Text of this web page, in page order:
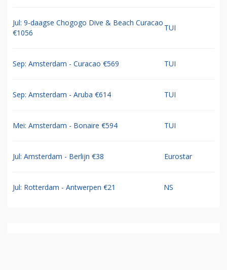
Jul: 9-daagse Chogogo Dive & Beach Curacao
€1056
TUI
Sep: Amsterdam - Curacao €569 TUI
Sep: Amsterdam - Aruba €614 TUI
Mei: Amsterdam - Bonaire €594 TUI
Jul: Amsterdam - Berlijn €38 Eurostar
Jul: Rotterdam - Antwerpen €21 NS